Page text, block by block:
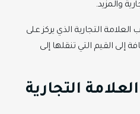
والمزيد.
العلامة التجارية الذي يركز على
إلى القيم التي تنقلها إلى
التجارية